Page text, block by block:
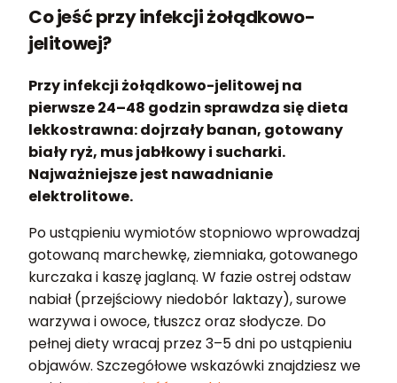
Co jeść przy infekcji żołądkowo-
jelitowej?
Przy infekcji żołądkowo-jelitowej na
pierwsze 24–48 godzin sprawdza się dieta
lekkostrawna: dojrzały banan, gotowany
biały ryż, mus jabłkowy i sucharki.
Najważniejsze jest nawadnianie
elektrolitowe.
Po ustąpieniu wymiotów stopniowo wprowadzaj
gotowaną marchewkę, ziemniaka, gotowanego
kurczaka i kaszę jaglaną. W fazie ostrej odstaw
nabiał (przejściowy niedobór laktazy), surowe
warzywa i owoce, tłuszcz oraz słodycze. Do
pełnej diety wracaj przez 3–5 dni po ustąpieniu
objawów. Szczegółowe wskazówki znajdziesz we